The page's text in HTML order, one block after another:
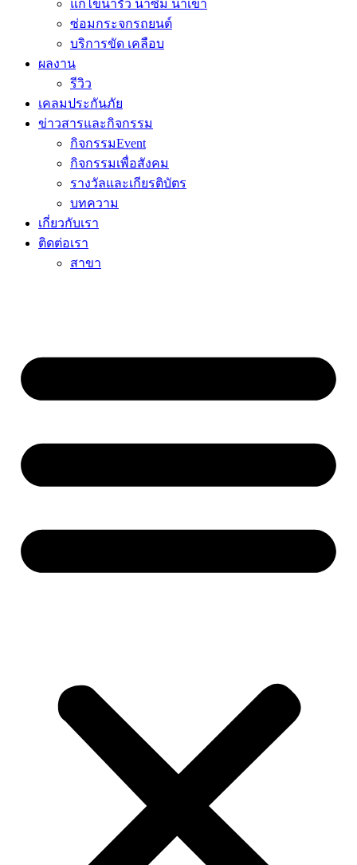
แก้ไขน้ำรั่ว น้ำซึม น้ำเข้า
ซ่อมกระจกรถยนต์
บริการขัด เคลือบ
ผลงาน
รีวิว
เคลมประกันภัย
ข่าวสารและกิจกรรม
กิจกรรมEvent
กิจกรรมเพื่อสังคม
รางวัลและเกียรติบัตร
บทความ
เกี่ยวกับเรา
ติดต่อเรา
สาขา